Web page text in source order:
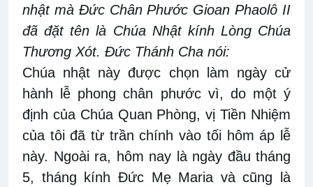
nhật mà Đức Chân Phước Gioan Phaolô II
đã đặt tên là Chúa Nhật kính Lòng Chúa
Thương Xót. Đức Thánh Cha nói:
Chúa nhật này được chọn làm ngày cử
hành lễ phong chân phước vì, do một ý
định của Chúa Quan Phòng, vị Tiền Nhiệm
của tôi đã từ trần chính vào tối hôm áp lễ
này. Ngoài ra, hôm nay là ngày đầu tháng
5, tháng kính Đức Mẹ Maria và cũng là